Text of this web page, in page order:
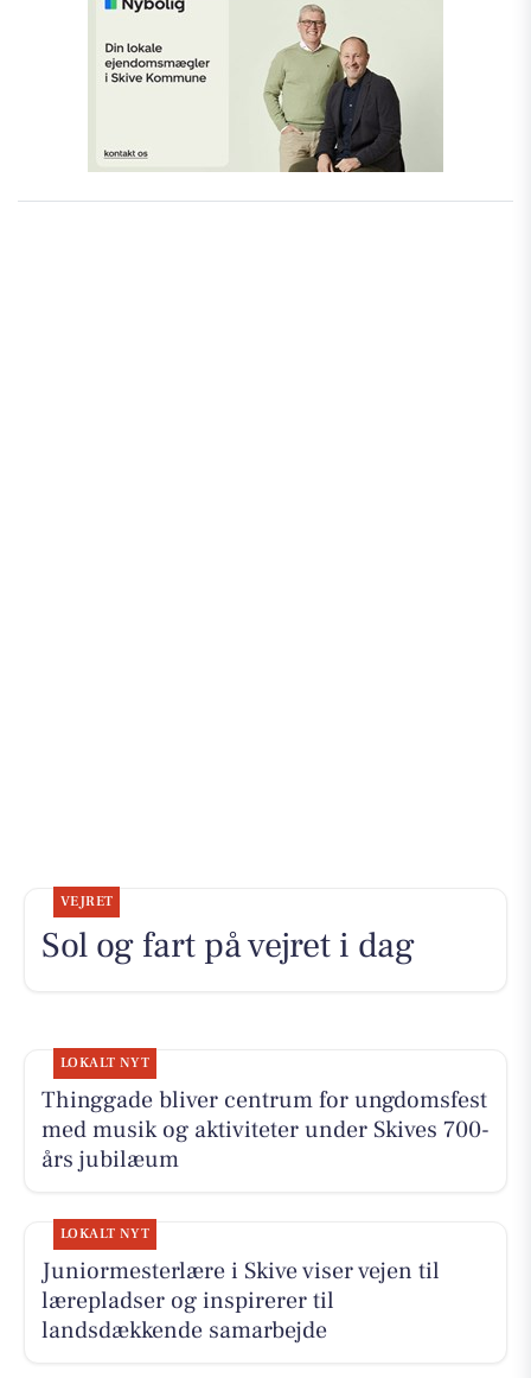
VEJRET
Sol og fart på vejret i dag
LOKALT NYT
Thinggade bliver centrum for ungdomsfest
med musik og aktiviteter under Skives 700-
års jubilæum
LOKALT NYT
Juniormesterlære i Skive viser vejen til
lærepladser og inspirerer til
landsdækkende samarbejde